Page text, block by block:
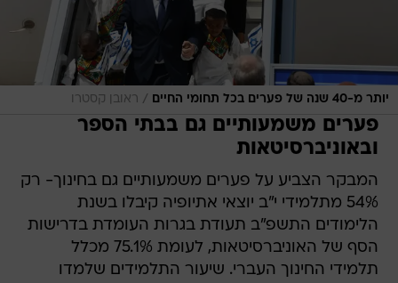
יותר מ-40 שנה של פערים בכל תחומי החיים / ראובן קסטרו
פערים משמעותיים גם בבתי הספר
ובאוניברסיטאות
המבקר הצביע על פערים משמעותיים גם בחינוך- רק
54% מתלמידי י"ב יוצאי אתיופיה קיבלו בשנת
הלימודים התשפ"ב תעודת בגרות העומדת בדרישות
הסף של האוניברסיטאות, לעומת 75.1% מכלל
תלמידי החינוך העברי. שיעור התלמידים שלמדו